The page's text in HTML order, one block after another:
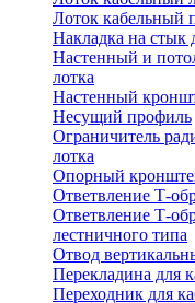
Лоток кабельный
Накладка на стык
Настенный и
лотка
Настенный
Несущий профиль
Ограничитель
лотка
Опорный
Ответвление Т-
Ответвление Т-
лестничного типа
Отвод
Перекладина для
Переходник для